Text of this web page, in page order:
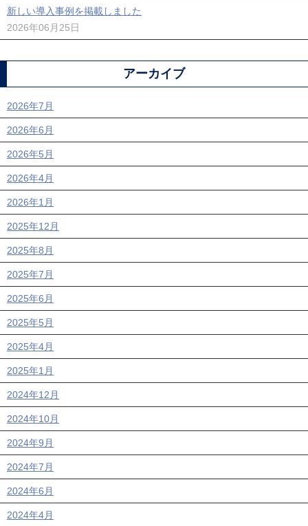
新しい導入事例を掲載しました
2026年06月25日
アーカイブ
2026年7月
2026年6月
2026年5月
2026年4月
2026年1月
2025年12月
2025年8月
2025年7月
2025年6月
2025年5月
2025年4月
2025年1月
2024年12月
2024年10月
2024年9月
2024年7月
2024年6月
2024年4月